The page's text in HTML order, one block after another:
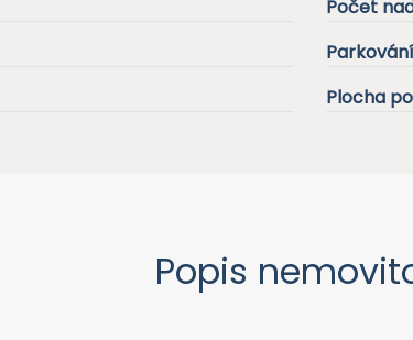
Počet
Plocha
Popis